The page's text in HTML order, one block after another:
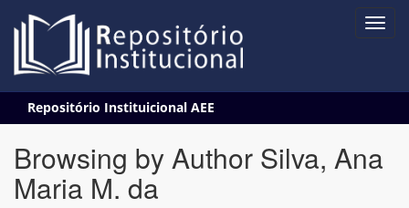
navigation
Repositório Instituicional AEE
Browsing by Author Silva, Ana
Maria M. da